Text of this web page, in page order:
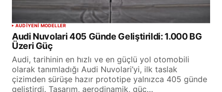
AUDIYENİ MODELLER
Audi Nuvolari 405 Günde Geliştirildi: 1.000 BG
Üzeri Güç
Audi, tarihinin en hızlı ve en güçlü yol otomobili
olarak tanımladığı Audi Nuvolari’yi, ilk taslak
çizimden sürüşe hazır prototipe yalnızca 405 günde
geliştirdi. Tasarım, aerodinamik, güç…